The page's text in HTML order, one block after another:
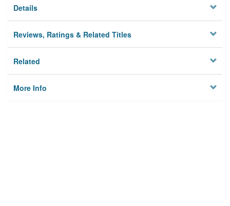
Details
Reviews, Ratings & Related Titles
Related
More Info